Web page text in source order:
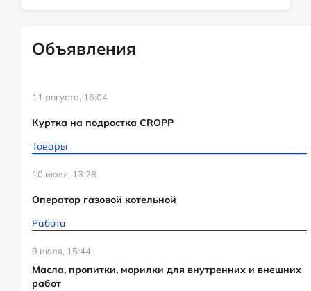
Объявления
11 августа, 16:04
Куртка на подростка CROPP
Товары
10 июля, 13:28
Оператор газовой котельной
Работа
9 июля, 15:44
Масла, пропитки, морилки для внутренних и внешних
работ